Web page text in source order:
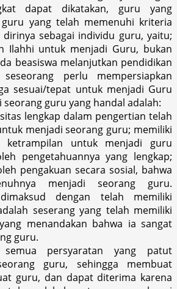
dapat dikatakan, guru yang
yang telah memenuhi kriteria
sebagai individu guru, yaitu;
Ilahhi untuk menjadi Guru, bukan
beasiswa melanjutkan pendidikan
perlu mempersiapkan
sesuai/tepat untuk menjadi Guru
seorang guru yang handal adalah:
lengkap dalam pengertian telah
menjadi seorang guru; memiliki
ketrampilan untuk menjadi guru
pengetahuannya yang lengkap;
pengakuan secara sosial, bahwa
menjadi seorang guru.
dengan telah memiliki
seserang yang telah memiliki
menandakan bahwa ia sangat
guru.
persyaratan yang patut
guru, sehingga membuat
guru, dan dapat diterima karena